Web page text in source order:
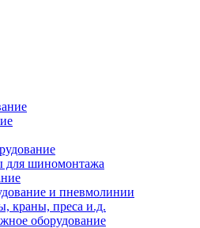
для шиномонтажа
и пневмолинии
краны, преса и.д.
оборудование